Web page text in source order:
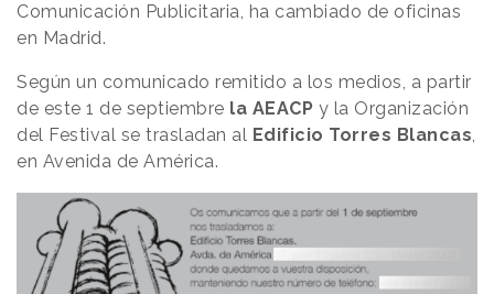
Comunicación Publicitaria, ha cambiado de oficinas
en Madrid.
Según un comunicado remitido a los medios, a partir
de este 1 de septiembre la AEACP y la Organización
del Festival se trasladan al Edificio Torres Blancas,
en Avenida de América.